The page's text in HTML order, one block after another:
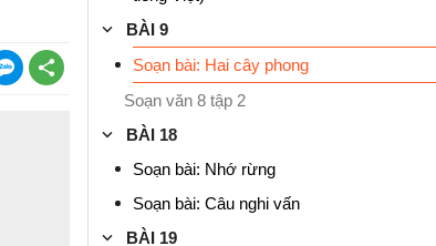
BÀI 9
Soạn bài: Hai cây phong
Soạn văn 8 tập 2
BÀI 18
Soạn bài: Nhớ rừng
Soạn bài: Câu nghi vấn
BÀI 19